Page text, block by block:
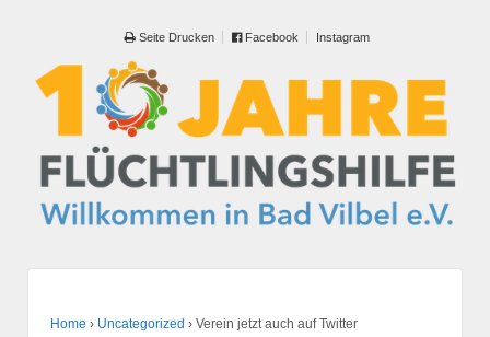
Seite Drucken Facebook Instagram
Home › Uncategorized › Verein jetzt auch auf Twitter